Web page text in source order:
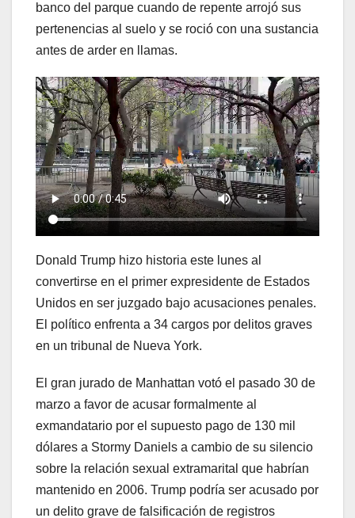
banco del parque cuando de repente arrojó sus
pertenencias al suelo y se roció con una sustancia
antes de arder en llamas.
Donald Trump hizo historia este lunes al
convertirse en el primer expresidente de Estados
Unidos en ser juzgado bajo acusaciones penales.
El político enfrenta a 34 cargos por delitos graves
en un tribunal de Nueva York.
El gran jurado de Manhattan votó el pasado 30 de
marzo a favor de acusar formalmente al
exmandatario por el supuesto pago de 130 mil
dólares a Stormy Daniels a cambio de su silencio
sobre la relación sexual extramarital que habrían
mantenido en 2006. Trump podría ser acusado por
un delito grave de falsificación de registros